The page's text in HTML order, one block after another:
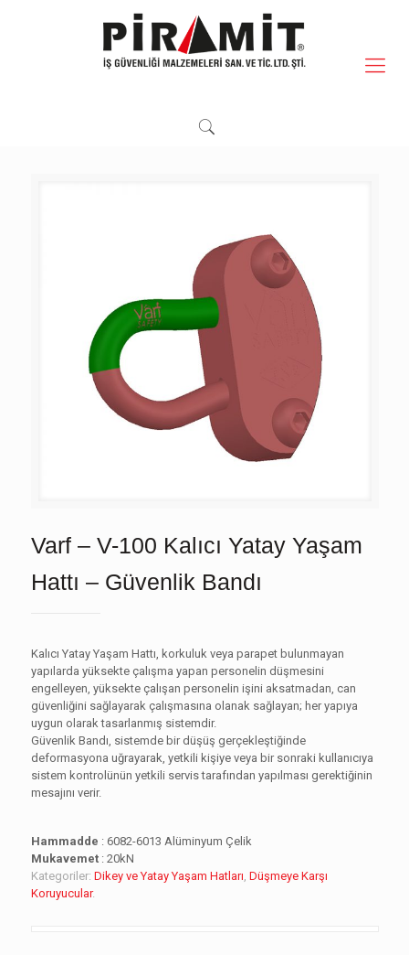
Varf – V-100 Kalıcı Yatay Yaşam
Hattı – Güvenlik Bandı
Kalıcı Yatay Yaşam Hattı, korkuluk veya parapet bulunmayan
yapılarda yüksekte çalışma yapan personelin düşmesini
engelleyen, yüksekte çalışan personelin işini aksatmadan, can
güvenliğini sağlayarak çalışmasına olanak sağlayan; her yapıya
uygun olarak tasarlanmış sistemdir.
Güvenlik Bandı, sistemde bir düşüş gerçekleştiğinde
deformasyona uğrayarak, yetkili kişiye veya bir sonraki kullanıcıya
sistem kontrolünün yetkili servis tarafından yapılması gerektiğinin
mesajını verir.
Hammadde : 6082-6013 Alüminyum Çelik
Mukavemet: 20kN
Kategoriler: Dikey ve Yatay Yaşam Hatları, Düşmeye Karşı
Koruyucular.